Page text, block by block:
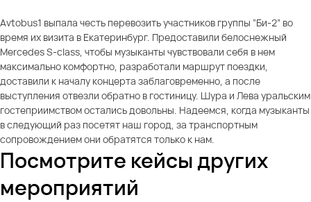
Avtobus1 выпала честь перевозить участников группы “Би-2” во
время их визита в Екатеринбург. Предоставили белоснежный
Mercedes S-class, чтобы музыканты чувствовали себя в нем
максимально комфортно, разработали маршрут поездки,
доставили к началу концерта заблаговременно, а после
выступления отвезли обратно в гостиницу. Шура и Лева уральским
гостеприимством остались довольны. Надеемся, когда музыканты
в следующий раз посетят наш город, за транспортным
сопровождением они обратятся только к нам.
Посмотрите кейсы других
мероприятий